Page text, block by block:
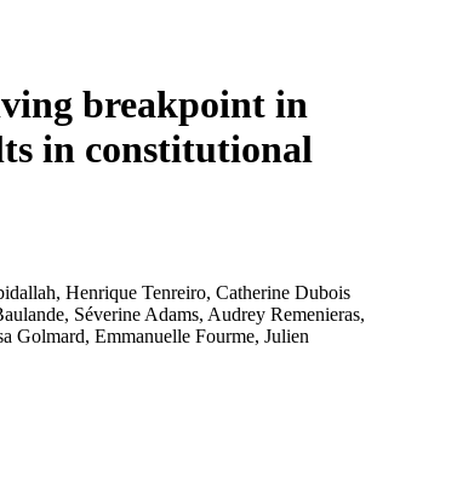
breakpoint in
in constitutional
Henrique Tenreiro, Catherine Dubois
Séverine Adams, Audrey Remenieras,
Golmard, Emmanuelle Fourme, Julien